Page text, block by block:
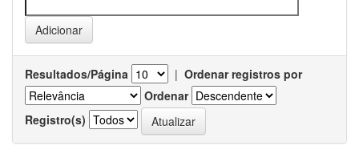
Resultados/Página | Ordenar registros por
Ordenar
Registro(s)